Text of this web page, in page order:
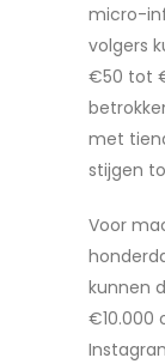
micro-
volgers
€50 tot
met
stijgen
Voor
kunnen
€10.000